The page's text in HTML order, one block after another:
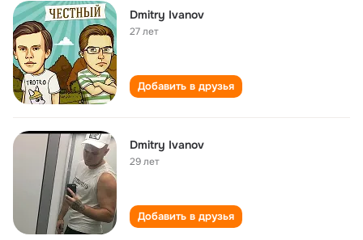
Dmitry Ivanov
27 лет
Добавить в друзья
Dmitry Ivanov
29 лет
Добавить в друзья